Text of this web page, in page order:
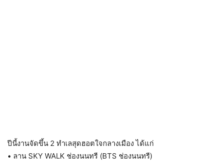
ปีนี้งานจัดขึ้น 2 ทำเลสุดฮอตใจกลางเมือง ได้แก่
• ลาน SKY WALK ช่องนนทรี (BTS ช่องนนทรี)